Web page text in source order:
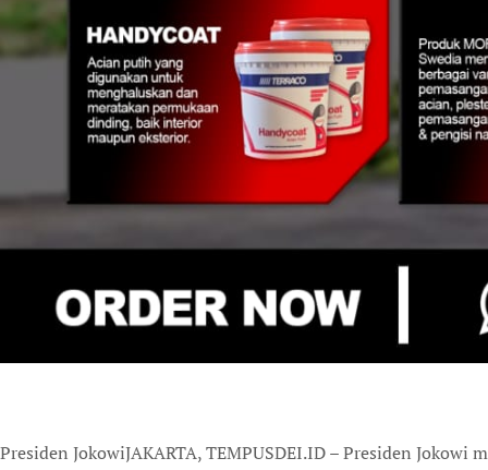
Presiden JokowiJAKARTA, TEMPUSDEI.ID – Presiden